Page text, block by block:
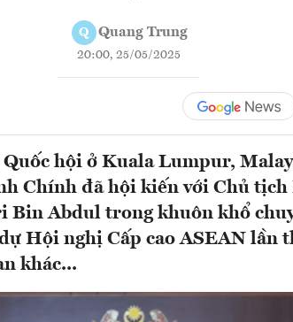
Q Quang Trung
20:00, 25/05/2025
hội ở Kuala Lumpur,
Chính đã hội kiến với Chủ tịch
Bin Abdul trong khuôn khổ
Hội nghị Cấp cao ASEAN lần
khác...